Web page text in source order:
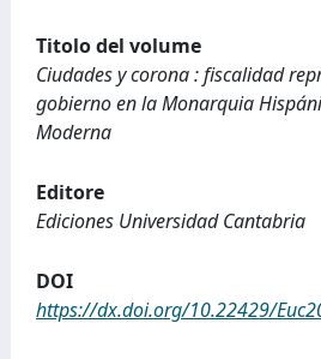
Titolo del volume
Ciudades y corona : fiscalidad
gobierno en la Monarquia
Moderna
Editore
Ediciones Universidad Cantabria
DOI
https://dx.doi.org/10.22429/